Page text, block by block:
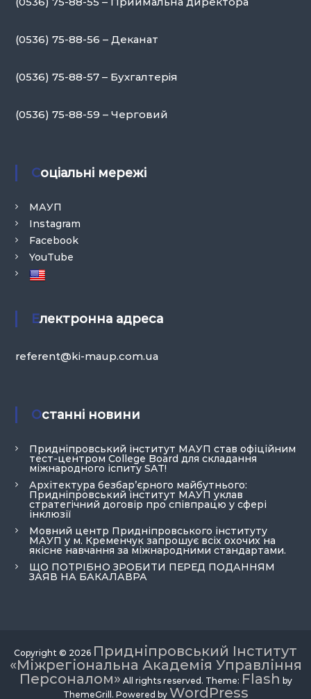
(0536) 75-88-56 – Деканат
(0536) 75-88-57 – Бухгалтерія
(0536) 75-88-59 – Черговий
Соціальні мережі
МАУП
Instagram
Facebook
YouTube
Електронна адреса
referent@ki-maup.com.ua
Останні новини
Придніпровський інститут МАУП став офіційним
тест-центром College Board для складання
міжнародного іспиту SAT!
Архітектура безбар’єрного майбутнього:
Придніпровський інститут МАУП уклав
стратегічний договір про співпрацю у сфері
інклюзії
Мовний центр Придніпровського інституту
МАУП у м. Кременчук запрошує всіх охочих на
якісне навчання за міжнародними стандартами.
ЩО ПОТРІБНО ЗРОБИТИ ПЕРЕД ПОДАННЯМ
ЗАЯВ НА БАКАЛАВРА
Copyright © 2026 Придніпровський Інститут
«Міжрегіональна Академія Управління
Персоналом» All rights reserved. Theme: Flash by
ThemeGrill. Powered by WordPress